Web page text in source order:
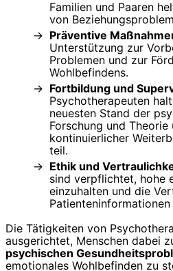
Familien und Paaren
von
Präventive
Unterstützung zur
Problemen und zur
Wohlbefindens.
Fortbildung und
Psychotherapeuten
neuesten Stand der
Forschung und Theorie
kontinuierlicher
teil.
Ethik und
sind verpflichtet, hohe
einzuhalten und die
Patienteninformationen
Die Tätigkeiten von
ausgerichtet, Menschen dabei
psychischen
emotionales Wohlbefinden zu